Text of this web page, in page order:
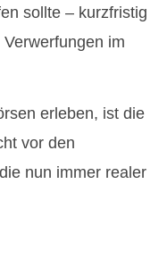
sollte – kurzfristig
im
erleben, ist die
vor den
nun immer realer